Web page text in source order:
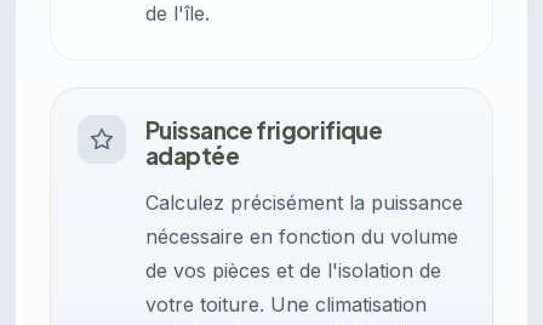
de l'île.
Puissance frigorifique
adaptée
Calculez précisément la puissance
nécessaire en fonction du volume
de vos pièces et de l'isolation de
votre toiture. Une climatisation